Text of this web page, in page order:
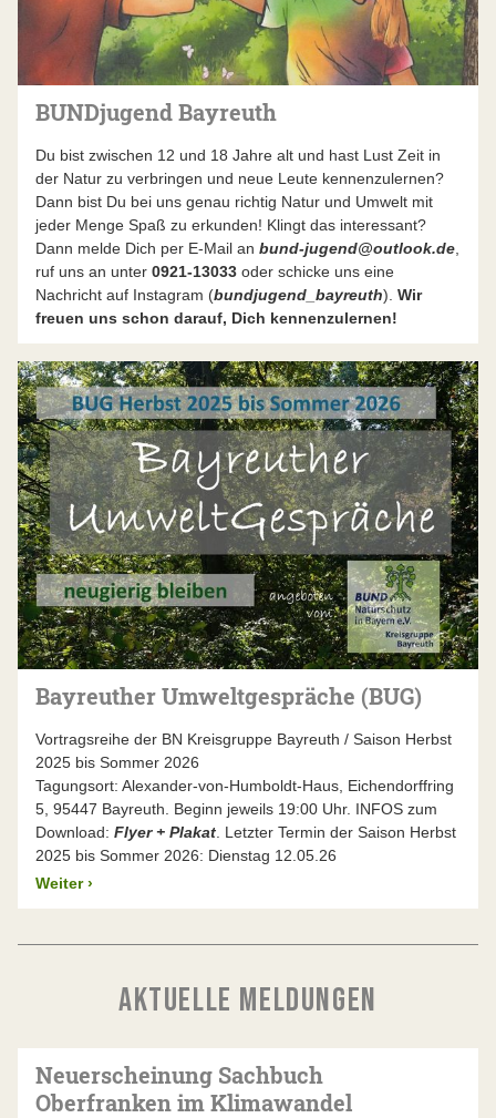
BUNDjugend Bayreuth
Du bist zwischen 12 und 18 Jahre alt und hast Lust Zeit in
der Natur zu verbringen und neue Leute kennenzulernen?
Dann bist Du bei uns genau richtig Natur und Umwelt mit
jeder Menge Spaß zu erkunden! Klingt das interessant?
Dann melde Dich per E-Mail an bund-jugend@outlook.de
ruf uns an unter 0921-13033 oder schicke uns eine
Nachricht auf Instagram (bundjugend_bayreuth). Wir
freuen uns schon darauf, Dich kennenzulernen!
Bayreuther Umweltgespräche (BUG)
Vortragsreihe der BN Kreisgruppe Bayreuth / Saison Herbst
2025 bis Sommer 2026
Tagungsort: Alexander-von-Humboldt-Haus, Eichendorffring
5, 95447 Bayreuth. Beginn jeweils 19:00 Uhr. INFOS zum
Download: Flyer+ Plakat . Letzter Termin der Saison Herbst
2025 bis Sommer 2026: Dienstag 12.05.26
Weiter ›
AKTUELLE MELDUNGEN
Neuerscheinung Sachbuch
Oberfranken im Klimawandel